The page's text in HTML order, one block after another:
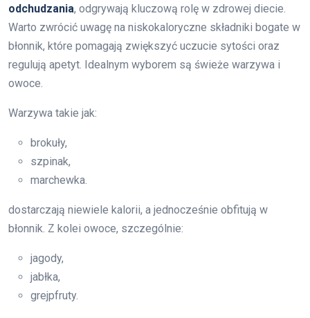
odchudzania, odgrywają kluczową rolę w zdrowej diecie.
Warto zwrócić uwagę na niskokaloryczne składniki bogate w
błonnik, które pomagają zwiększyć uczucie sytości oraz
regulują apetyt. Idealnym wyborem są świeże warzywa i
owoce.
Warzywa takie jak:
brokuły,
szpinak,
marchewka.
dostarczają niewiele kalorii, a jednocześnie obfitują w
błonnik. Z kolei owoce, szczególnie:
jagody,
jabłka,
grejpfruty.